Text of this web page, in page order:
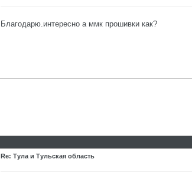
Благодарю.интересно а ммк прошивки как?
Re: Тула и Тульская область